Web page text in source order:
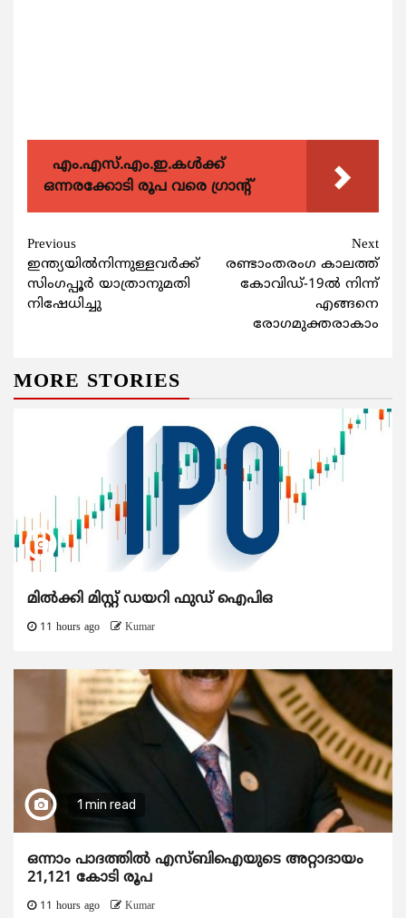
എം.എസ്.എം.ഇ.കൾക്ക്
ഒന്നരക്കോടി രൂപ വരെ ഗ്രാന്റ്
Continue
Reading
Previous
ഇന്ത്യയില്‍നിന്നുള്ളവര്‍ക്ക്
സിംഗപ്പൂര്‍ യാത്രാനുമതി
നിഷേധിച്ചു
Next
രണ്ടാംതരംഗ കാലത്ത്
കോവിഡ്-19ല്‍ നിന്ന്
എങ്ങനെ
രോഗമുക്തരാകാം
MORE STORIES
മിൽക്കി മിസ്റ്റ് ഡയറി ഫുഡ് ഐപിഒ
11 hours ago Kumar
1 min read
ഒന്നാം പാദത്തിൽ എസ്ബിഐയുടെ അറ്റാദായം
21,121 കോടി രൂപ
11 hours ago Kumar